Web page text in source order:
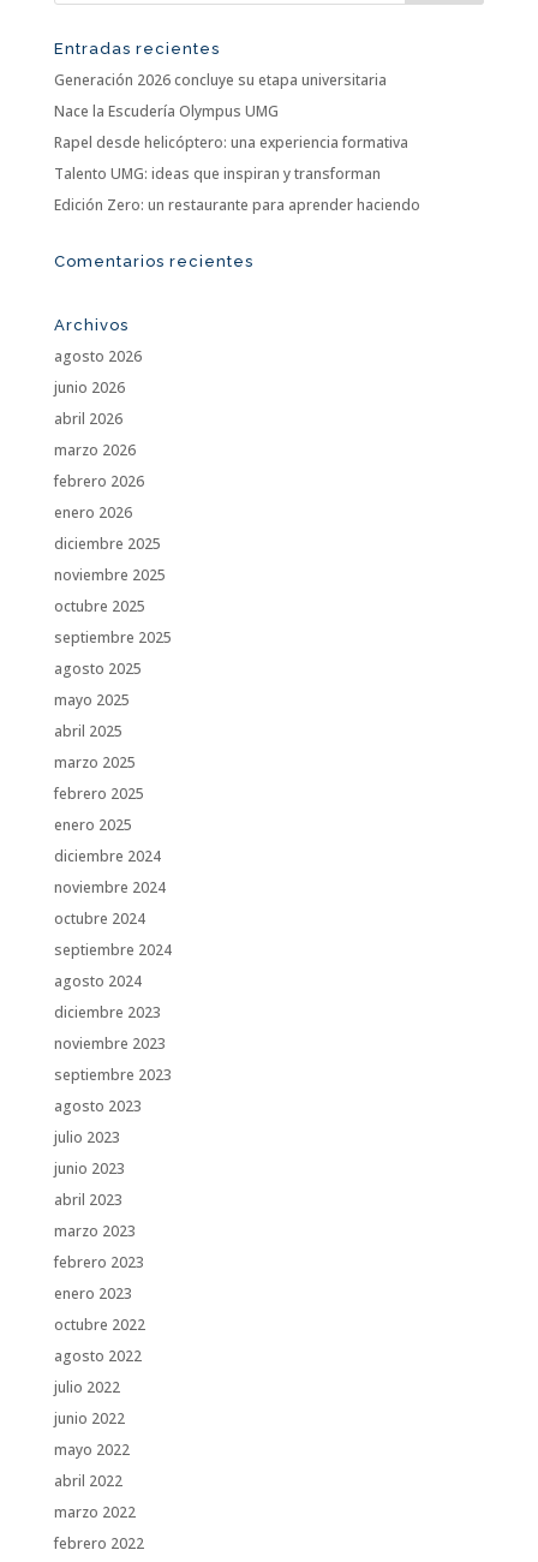
Entradas recientes
Generación 2026 concluye su etapa universitaria
Nace la Escudería Olympus UMG
Rapel desde helicóptero: una experiencia formativa
Talento UMG: ideas que inspiran y transforman
Edición Zero: un restaurante para aprender haciendo
Comentarios recientes
Archivos
agosto 2026
junio 2026
abril 2026
marzo 2026
febrero 2026
enero 2026
diciembre 2025
noviembre 2025
octubre 2025
septiembre 2025
agosto 2025
mayo 2025
abril 2025
marzo 2025
febrero 2025
enero 2025
diciembre 2024
noviembre 2024
octubre 2024
septiembre 2024
agosto 2024
diciembre 2023
noviembre 2023
septiembre 2023
agosto 2023
julio 2023
junio 2023
abril 2023
marzo 2023
febrero 2023
enero 2023
octubre 2022
agosto 2022
julio 2022
junio 2022
mayo 2022
abril 2022
marzo 2022
febrero 2022